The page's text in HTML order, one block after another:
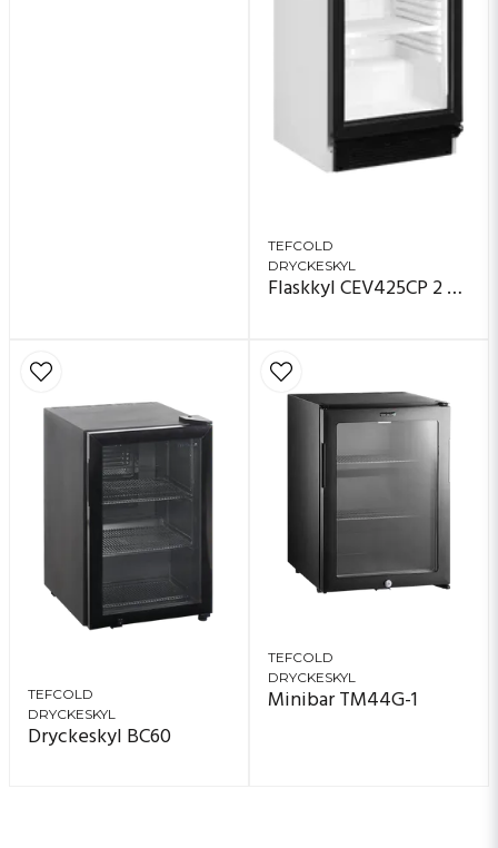
TEFCOLD
DRYCKESKYL
Flaskkyl CEV425CP 2 LED
TEFCOLD
DRYCKESKYL
Dryckeskyl BC60
TEFCOLD
DRYCKESKYL
Minibar TM44G-1